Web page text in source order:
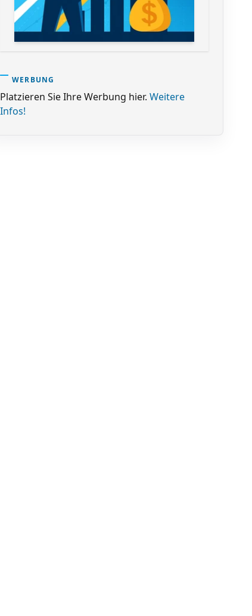
WERBUNG
Platzieren Sie Ihre Werbung hier. Weitere
Infos!